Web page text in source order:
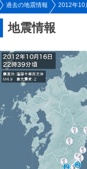
過去の地震情報 2012年10
地震情報